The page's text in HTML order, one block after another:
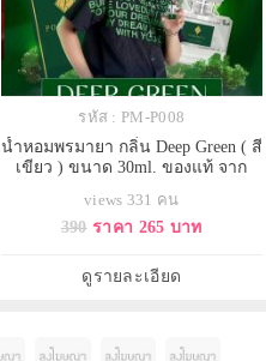
รหัส : PM-P008
น้ำหอมพรมายา กลิ่น Deep Green ( สี
เขียว ) ขนาด 30ml. ของแท้ จาก
views 331 คน
390 ราคา 265 บาท
ดูรายละเอียด